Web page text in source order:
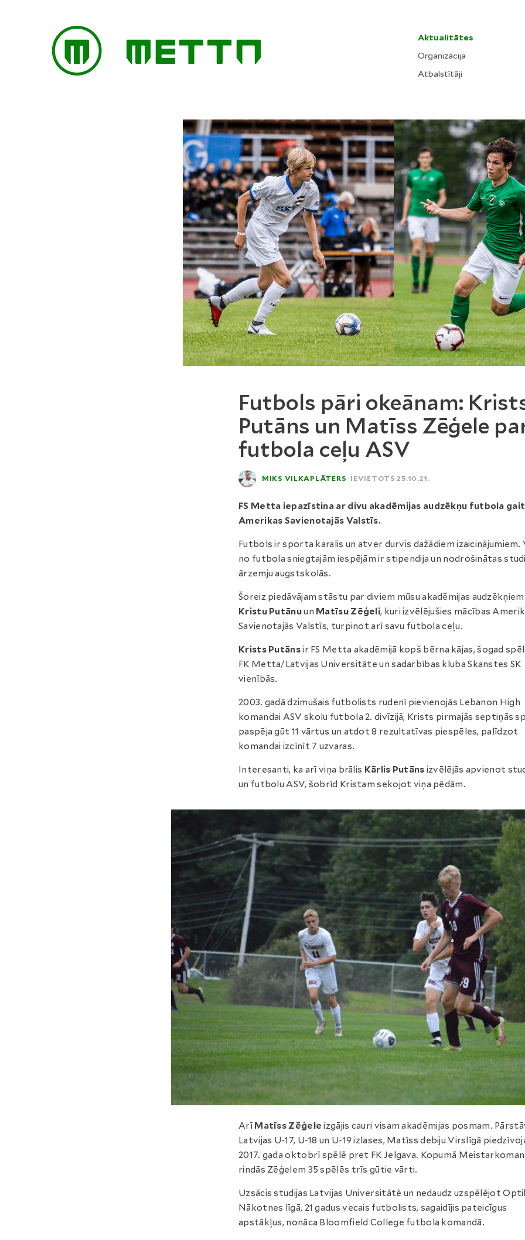
Aktualitātes
Organizācija
Atbalstītāji
Futbols pāri okeānam:
Putāns un Matīss Zēģele
futbola ceļu ASV
MIKS VILKAPLĀTERS IEVIETOTS 25.10.21.
FS Metta iepazīstina ar divu akadēmijas audzēkņu futbola
Amerikas Savienotajās Valstīs.
Futbols ir sporta karalis un atver durvis dažādiem izaicinājumiem.
no futbola sniegtajām iespējām ir stipendija un nodrošinātas
ārzemju augstskolās.
Šoreiz piedāvājam stāstu par diviem mūsu akadēmijas audzēkņiem
Kristu Putānuun Matīsu Zēģeli, kuri izvēlējušies mācības
Savienotajās Valstīs, turpinot arī savu futbola ceļu.
Krists Putānsir FS Metta akadēmijā kopš bērna kājas, šogad
FK Metta/Latvijas Universitāte un sadarbības kluba Skanstes SK
vienībās.
2003. gadā dzimušais futbolists rudenī pievienojās Lebanon High
komandai ASV skolu futbola 2. divīzijā, Krists pirmajās septiņās
paspēja gūt 11 vārtus un atdot 8 rezultatīvas piespēles, palīdzot
komandai izcīnīt 7 uzvaras.
Interesanti, ka arī viņa brālis Kārlis Putāns izvēlējās apvienot
un futbolu ASV, šobrīd Kristam sekojot viņa pēdām.
Arī Matīss Zēģeleizgājis cauri visam akadēmijas posmam.
Latvijas U-17, U-18 un U-19 izlases, Matīss debiju Virslīgā
2017. gada oktobrī spēlē pret FK Jelgava. Kopumā
rindās Zēģelem 35 spēlēs trīs gūtie vārti.
Uzsācis studijas Latvijas Universitātē un nedaudz uzspēlējot
Nākotnes līgā, 21 gadus vecais futbolists, sagaidījis pateicīgus
apstākļus, nonāca Bloomfield College futbola komandā.